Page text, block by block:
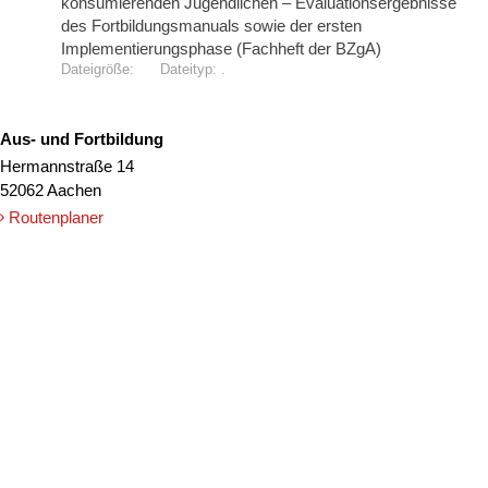
des Fortbildungsmanuals sowie der ersten
Implementierungsphase (Fachheft der BZgA)
Aus- und Fortbildung
Hermannstraße 14
52062 Aachen
Routenplaner